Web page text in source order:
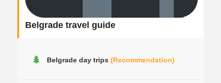
Belgrade travel guide
Belgrade day trips (Recommendation)